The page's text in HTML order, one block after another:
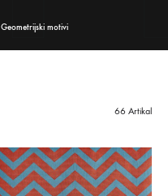
Geometrijski motivi
66 Artikal